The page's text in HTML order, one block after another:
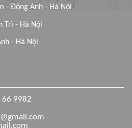
- Đông Anh - Hà Nội
Trì - Hà Nội
- Hà Nội
66 9982
-